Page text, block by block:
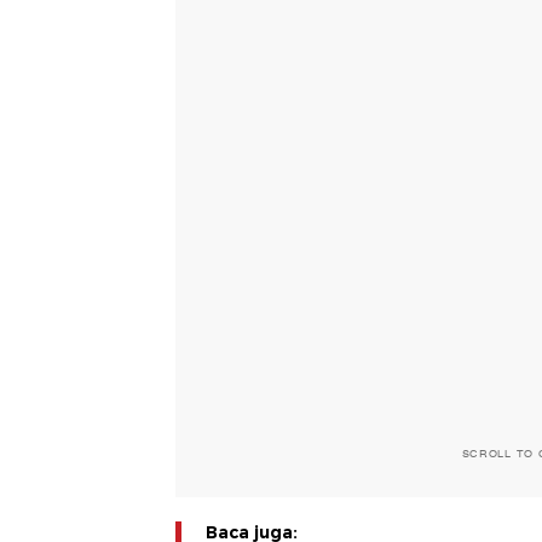
SCROLL TO
Baca juga: